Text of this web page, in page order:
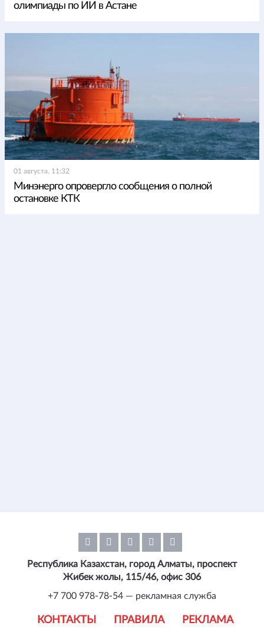
олимпиады по ИИ в Астане
01 августа, 11:32
Минэнерго опровергло сообщения о полной
остановке КТК
КОНТАКТЫ ПРАВИЛА РЕКЛАМА
Республика Казахстан, город Алматы, проспект
Жибек жолы, 115/46, офис 306
+7 700 978-78-54 — рекламная служба